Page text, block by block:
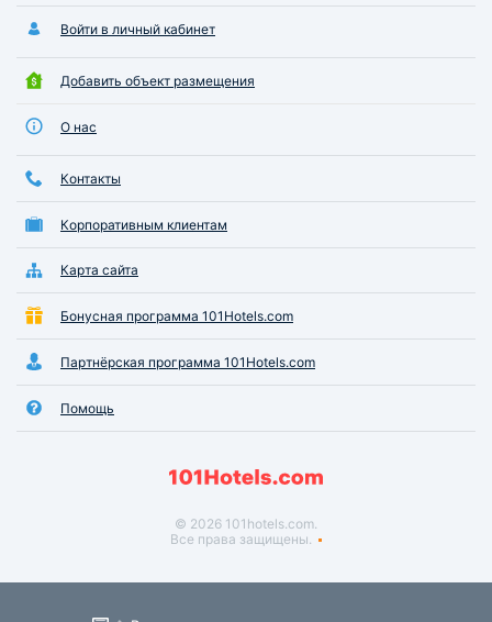
Войти в личный кабинет
Добавить объект размещения
О нас
Контакты
Корпоративным клиентам
Карта сайта
Бонусная программа 101Hotels.com
Партнёрская программа 101Hotels.com
Помощь
© 2026 101hotels.com.
Все права защищены.